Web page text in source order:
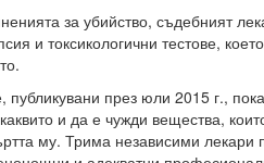
за убийство, съдебният
и токсикологични тестове,
публикувани през юли 2015 г.,
и да е чужди вещества,
му. Трима независими лекари